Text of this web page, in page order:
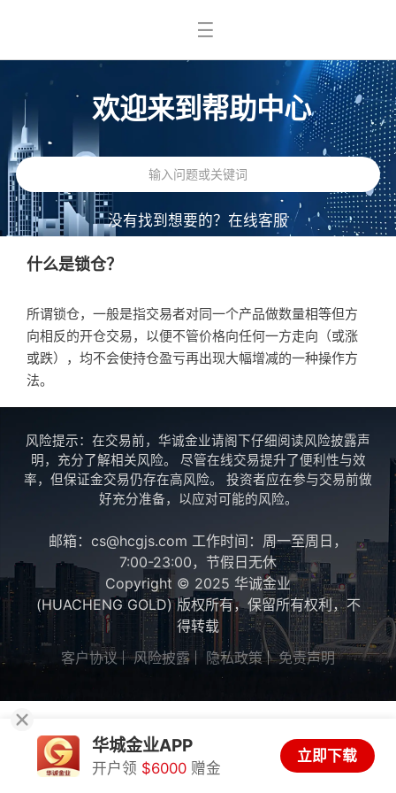
欢迎来到帮助中心
没有找到想要的？ 在线客服
什么是锁仓？
所谓锁仓，一般是指交易者对同一个产品做数量相等但方
向相反的开仓交易，以便不管价格向任何一方走向（或涨
或跌），均不会使持仓盈亏再出现大幅增减的一种操作方
法。
风险提示：在交易前，华诚金业请阁下仔细阅读风险披露声
明，充分了解相关风险。 尽管在线交易提升了便利性与效
率，但保证金交易仍存在高风险。 投资者应在参与交易前做
好充分准备，以应对可能的风险。
邮箱：cs@hcgjs.com 工作时间：周一至周日，
7:00-23:00，节假日无休
Copyright © 2025 华诚金业
(HUACHENG GOLD) 版权所有，保留所有权利，不
得转载
客户协议
风险披露 隐私政策 免责声明
华城金业APP
开户领 $6000 赠金
立即下载